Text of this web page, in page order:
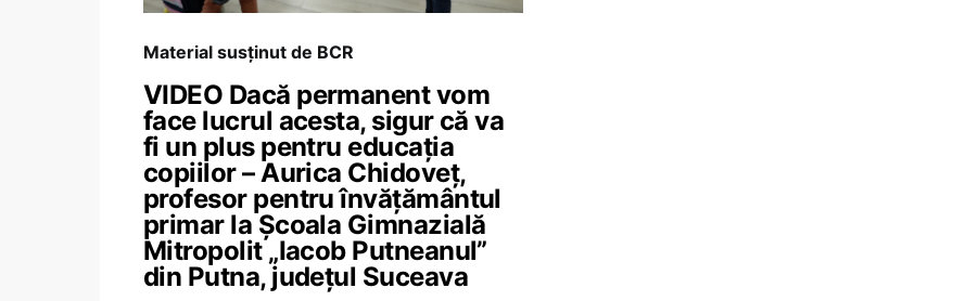
Material susținut de BCR
VIDEO Dacă permanent vom
face lucrul acesta, sigur că va
fi un plus pentru educația
copiilor – Aurica Chidoveț,
profesor pentru învățământul
primar la Școala Gimnazială
Mitropolit „Iacob Putneanul”
din Putna, județul Suceava